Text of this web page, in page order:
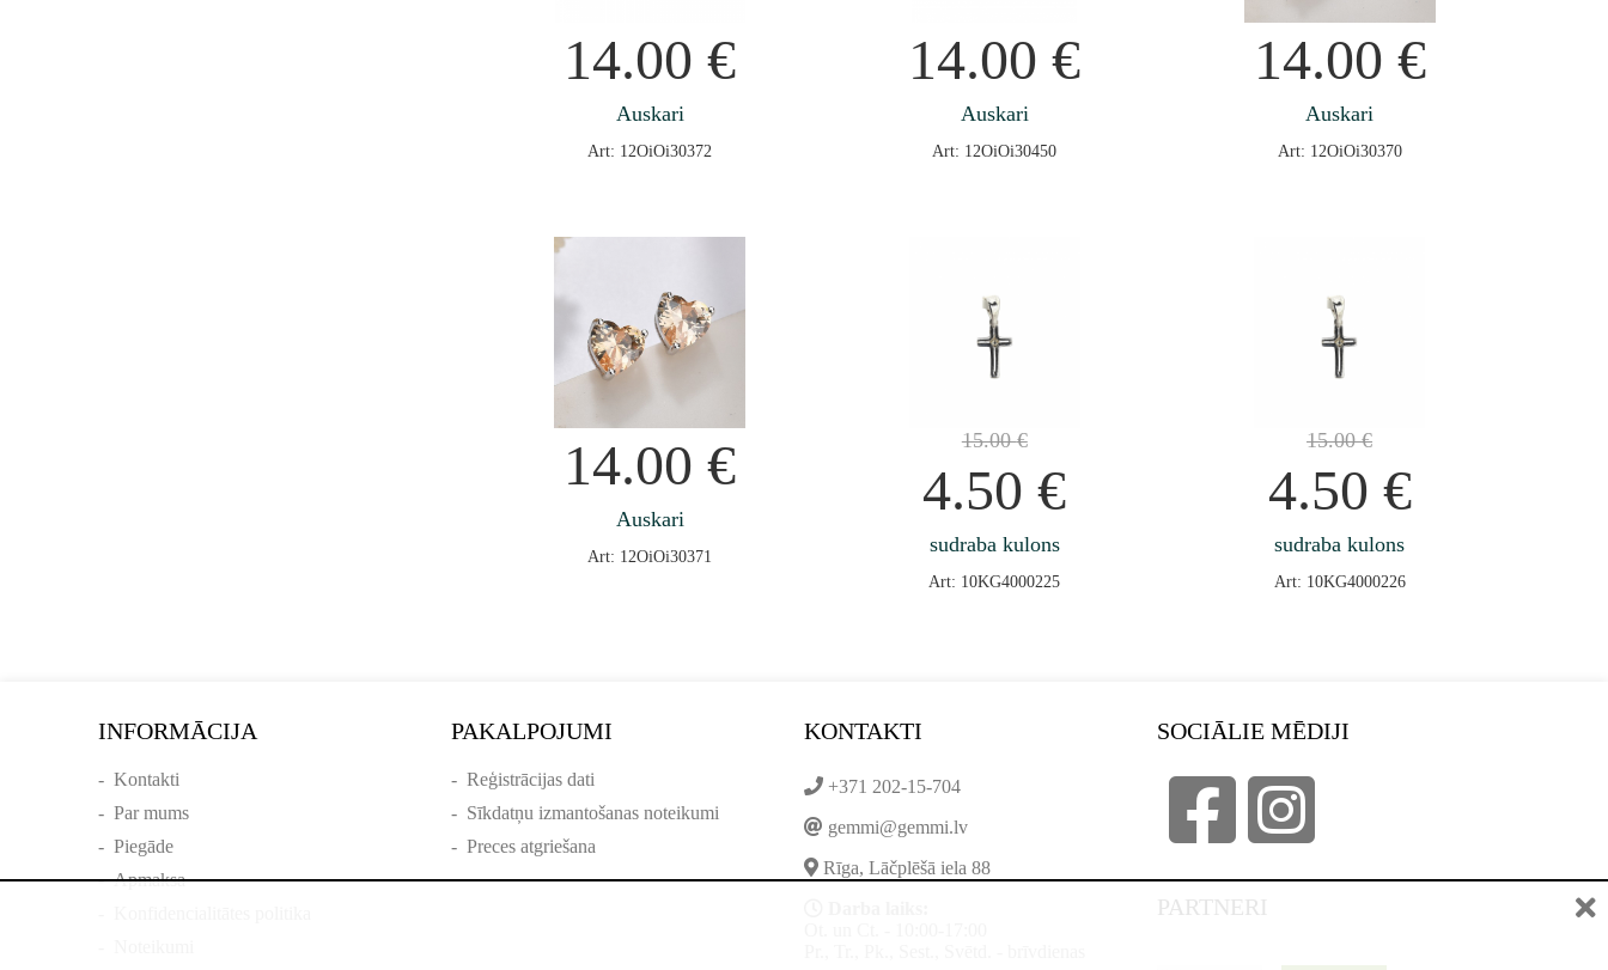
14.00€
Auskari
Art: 12OiOi30372
14.00€
Auskari
Art: 12OiOi30450
14.00 €
Auskari
Art: 12OiOi30370
14.00€
Auskari
Art: 12OiOi30371
15.00€
4.50€
sudraba kulons
Art: 10KG4000225
15.00€
4.50 €
sudraba kulons
Art: 10KG4000226
INFORMĀCIJA
- Kontakti
- Par mums
- Piegāde
-Apmaksa
PAKALPOJUMI
- Reģistrācijas dati
- Sīkdatņu izmantošanas noteikumi
- Preces atgriešana
KONTAKTI
+371 202-15-704
gemmi@gemmi.lv
Rīga, Lāčplēšā iela 88
SOCIĀLIE MĒDIJI
PARTNERI